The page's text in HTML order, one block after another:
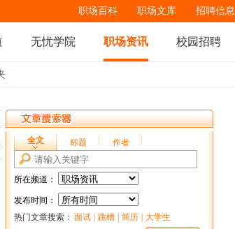
职场百科 职场文库 招聘信息
无忧学院 职场资讯 校园招聘